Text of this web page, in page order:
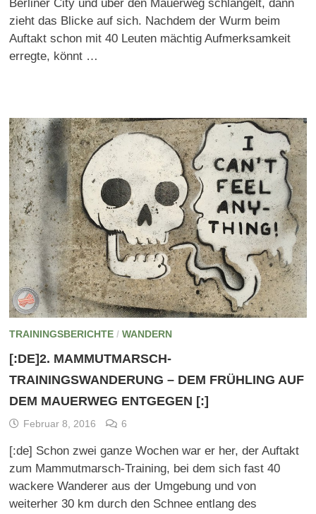
Berliner City und über den Mauerweg schlängelt, dann
zieht das Blicke auf sich. Nachdem der Wurm beim
Auftakt schon mit 40 Leuten mächtig Aufmerksamkeit
erregte, könnt …
TRAININGSBERICHTE/ WANDERN
[:DE]2. MAMMUTMARSCH-
TRAININGSWANDERUNG – DEM FRÜHLING AUF
DEM MAUERWEG ENTGEGEN [:]
Februar 8, 2016 6
[:de] Schon zwei ganze Wochen war er her, der Auftakt
zum Mammutmarsch-Training, bei dem sich fast 40
wackere Wanderer aus der Umgebung und von
weiterher 30 km durch den Schnee entlang des